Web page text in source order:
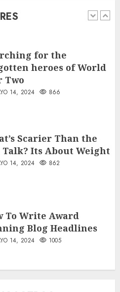
8, 2026
for the
heroes of World
Two
14, 2024 866
Scarier Than the
Talk? Its About Weight
14, 2024 862
To Write Award
Blog Headlines
14, 2024 1005